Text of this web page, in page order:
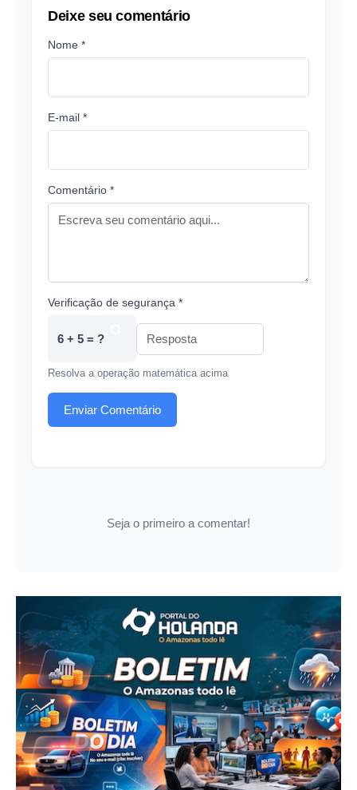
Deixe seu comentário
Nome *
E-mail *
Comentário *
Verificação de segurança *
6 + 5 = ?
Resolva a operação matemática acima
Enviar Comentário
Seja o primeiro a comentar!